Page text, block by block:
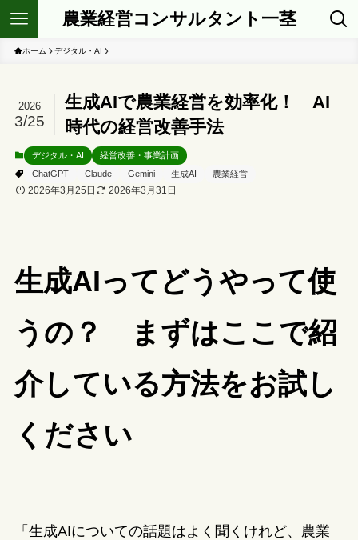
農業経営コンサルタント一茎
ホーム デジタル・AI
生成AIで農業経営を効率化！ AI
時代の経営改善手法
2026
3/25
デジタル・AI
経営改善・事業計画
ChatGPT
Claude Gemini 生成AI 農業経営
2026年3月25日 2026年3月31日
生成AIってどうやって使
うの？ まずはここで紹
介している方法をお試し
ください
「生成AIについての話題はよく聞くけれど、農業